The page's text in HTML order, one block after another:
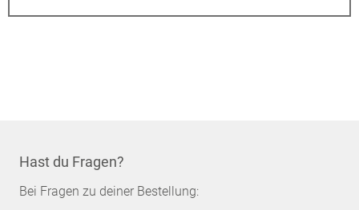
Hast du Fragen?
Bei Fragen zu deiner Bestellung: